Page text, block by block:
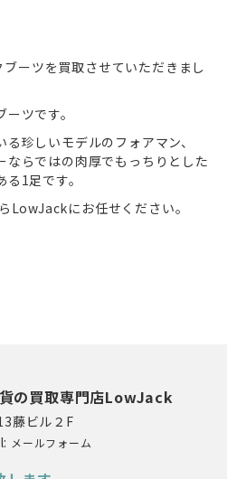
ーツを買取させていただきまし
ツです。
珍しいモデルのフォアマン、
ならではの肉厚でもっちりとした
1足です。
LowJackにお任せください。
の買取専門店LowJack
藤ビル２F
メールフォーム